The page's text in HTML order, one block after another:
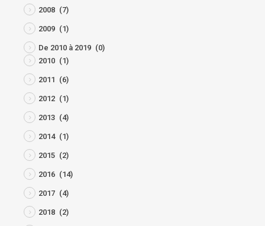
2008 (7)
2009 (1)
De 2010 à 2019 (0)
2010 (1)
2011 (6)
2012 (1)
2013 (4)
2014 (1)
2015 (2)
2016 (14)
2017 (4)
2018 (2)